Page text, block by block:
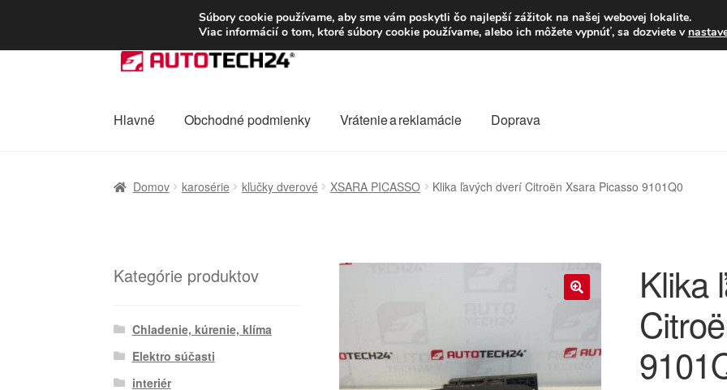
DOPRAVA od 6 EUR Po–Pi 09:00–16:00
Preskočiť
na
Preskočiť
na
Hlavné
Obchodné podmienky Vrátenie a reklamácie Doprava
Domov karosérie kľučky dverové XSARA PICASSO Klika ľavých dverí Citroën Xsara Picasso 9101Q0
Klika
Kategórie produktov
Chladenie, kúrenie, klíma
Elektro súčasti
interiér
Súbory cookie používame, aby sme vám poskytli čo najlepší zážitok na našej webovej lokalite.
Viac informácií o tom, ktoré súbory cookie používame, alebo ich môžete vypnúť, sa dozviete v